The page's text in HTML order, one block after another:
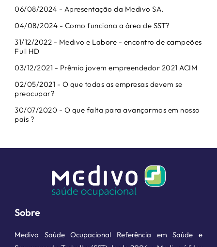
06/08/2024 - Apresentação da Medivo SA.
04/08/2024 - Como funciona a área de SST?
31/12/2022 - Medivo e Labore - encontro de campeões
Full HD
03/12/2021 - Prêmio jovem empreendedor 2021 ACIM
02/05/2021 - O que todas as empresas devem se
preocupar?
30/07/2020 - O que falta para avançarmos em nosso
país ?
Sobre
Medivo Saúde Ocupacional Referência em Saúde e